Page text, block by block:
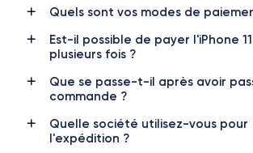
Apple A13 Bionic
Nom GPU
GPU 4 cœurs
Fréq.
Caméra
Résolution vidéo
Quels sont vos modes de
Est-il possible de payer l'iPhone
plusieurs fois ?
Que se passe-t-il après avoir
commande ?
Quelle société utilisez-vous pour
l'expédition ?